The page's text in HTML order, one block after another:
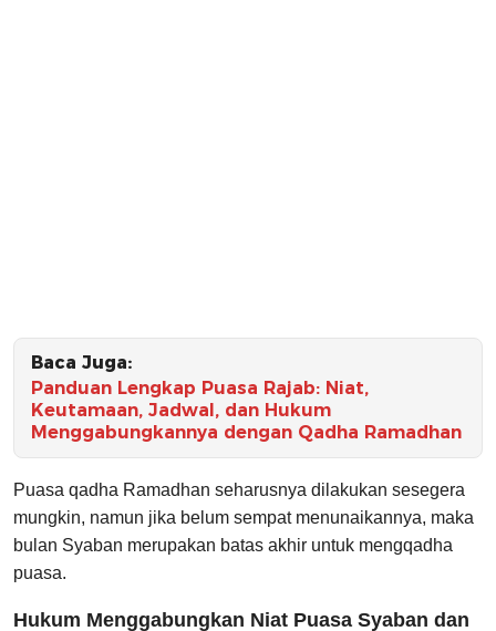
Baca Juga:
Panduan Lengkap Puasa Rajab: Niat,
Keutamaan, Jadwal, dan Hukum
Menggabungkannya dengan Qadha Ramadhan
Puasa qadha Ramadhan seharusnya dilakukan sesegera
mungkin, namun jika belum sempat menunaikannya, maka
bulan Syaban merupakan batas akhir untuk mengqadha
puasa.
Hukum Menggabungkan Niat Puasa Syaban dan